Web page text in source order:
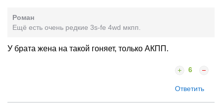
Роман
Ещё есть очень редкие 3s-fe 4wd мкпп.
У брата жена на такой гоняет, только АКПП.
6
Ответить